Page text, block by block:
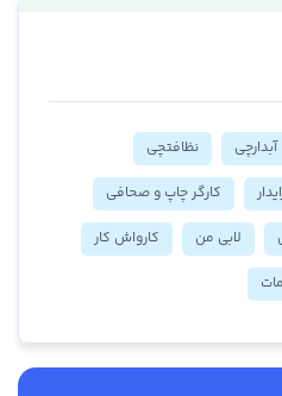
آبدارچی
نظافتچی
کارگر چاپ و صحافی
لابی من
کارواش کار